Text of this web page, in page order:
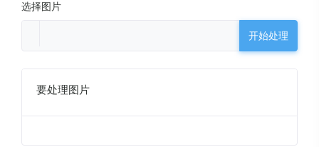
选择图片
开始处理
要处理图片